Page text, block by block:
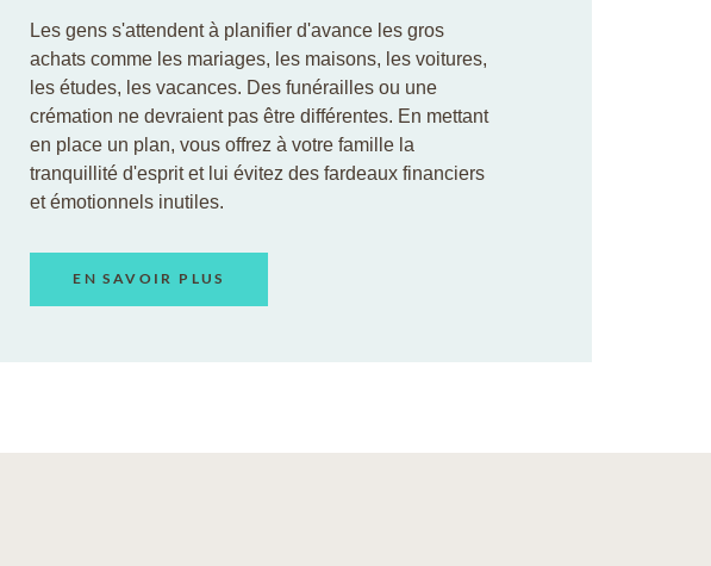
Les gens s'attendent à planifier d'avance les gros
achats comme les mariages, les maisons, les voitures,
les études, les vacances. Des funérailles ou une
crémation ne devraient pas être différentes. En mettant
en place un plan, vous offrez à votre famille la
tranquillité d'esprit et lui évitez des fardeaux financiers
et émotionnels inutiles.
EN SAVOIR PLUS